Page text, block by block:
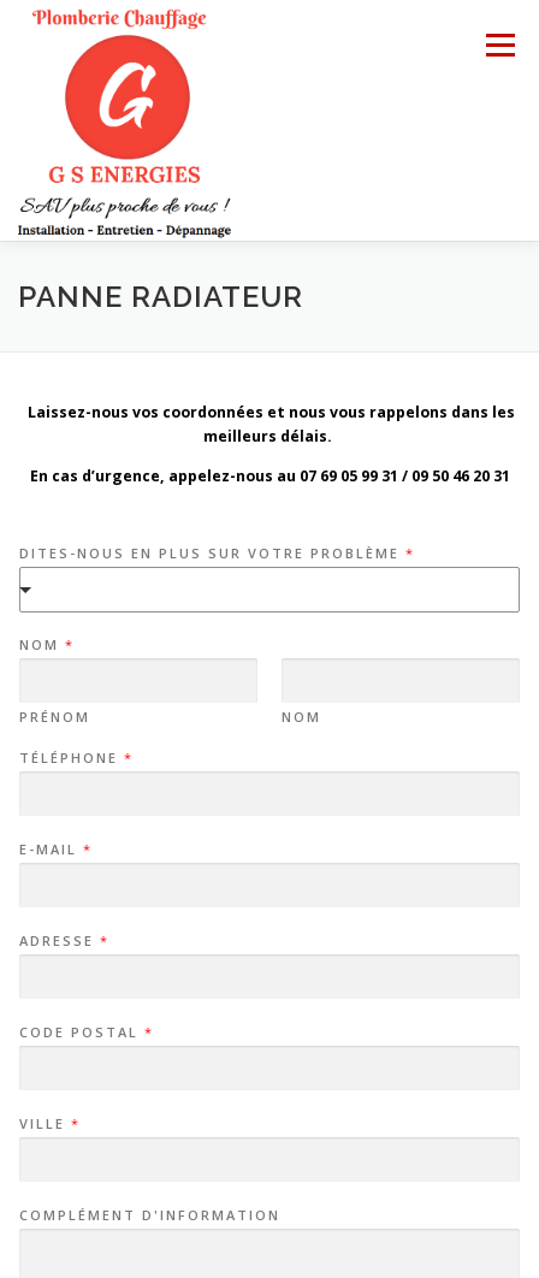
Menu
ACCUEIL DÉPANNAGE INSTALLATION
PANNE RADIATEUR
Laissez-nous vos coordonnées et nous vous rappelons dans les
meilleurs délais.
En cas d’urgence, appelez-nous au 07 69 05 99 31 / 09 50 46 20 31
DITES-NOUS EN PLUS SUR VOTRE PROBLÈME *
NOM *
PRÉNOM NOM
TÉLÉPHONE *
E-MAIL *
ADRESSE *
CODE POSTAL *
VILLE *
COMPLÉMENT D'INFORMATION